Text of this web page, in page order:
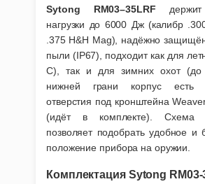
Sytong RM03–35LRF
нагрузки до 6000 Дж (калибр
.375 H&H Mag), надёжно
пыли (IP67), подходит как для
C), так и для зимних охот
нижней грани корпус есть
отверстия под кронштейна
(идёт в комплекте). Схема
позволяет подобрать удобное и
положение прибора на оружии.
Комплектация Sytong RM03-